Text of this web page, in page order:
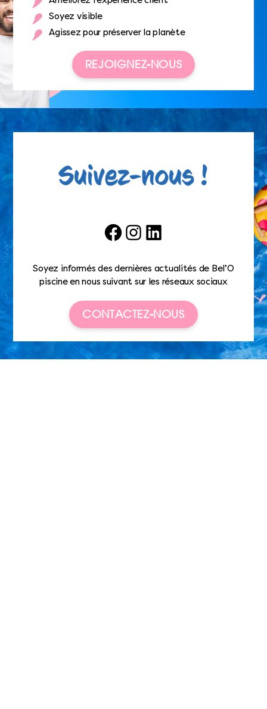
Soyez visible
Agissez pour préserver la planète
REJOIGNEZ-NOUS
FacebookInstagramLinkedIn
Soyez informés des dernières actualités de Bel’O
piscine en nous suivant sur les réseaux sociaux
CONTACTEZ-NOUS